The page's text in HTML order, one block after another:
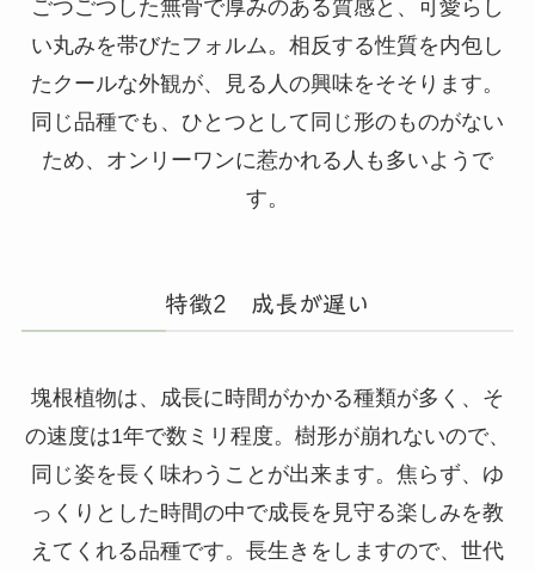
ごつごつした無骨で厚みのある質感と、可愛らし
い丸みを帯びたフォルム。相反する性質を内包し
たクールな外観が、見る人の興味をそそります。
同じ品種でも、ひとつとして同じ形のものがない
ため、オンリーワンに惹かれる人も多いようで
す。
特徴2 成長が遅い
塊根植物は、成長に時間がかかる種類が多く、そ
の速度は1年で数ミリ程度。樹形が崩れないので、
同じ姿を長く味わうことが出来ます。焦らず、ゆ
っくりとした時間の中で成長を見守る楽しみを教
えてくれる品種です。長生きをしますので、世代